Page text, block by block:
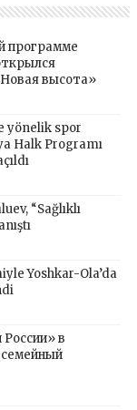
программе
высота»
yönelik spor
Halk Programı
“Sağlıklı
Yoshkar-Ola’da
в